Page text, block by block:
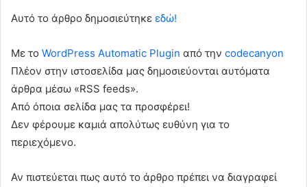
Αυτό το άρθρο δημοσιεύτηκε εδώ!
Με το WordPress Automatic Plugin από την codecanyon
Πλέον στην ιστοσελίδα μας δημοσιεύονται αυτόματα
άρθρα μέσω «RSS feeds».
Από όποια σελίδα μας τα προσφέρει!
Δεν φέρουμε καμιά απολύτως ευθύνη για το
περιεχόμενο.
Αν πιστεύεται πως αυτό το άρθρο πρέπει να διαγραφεί